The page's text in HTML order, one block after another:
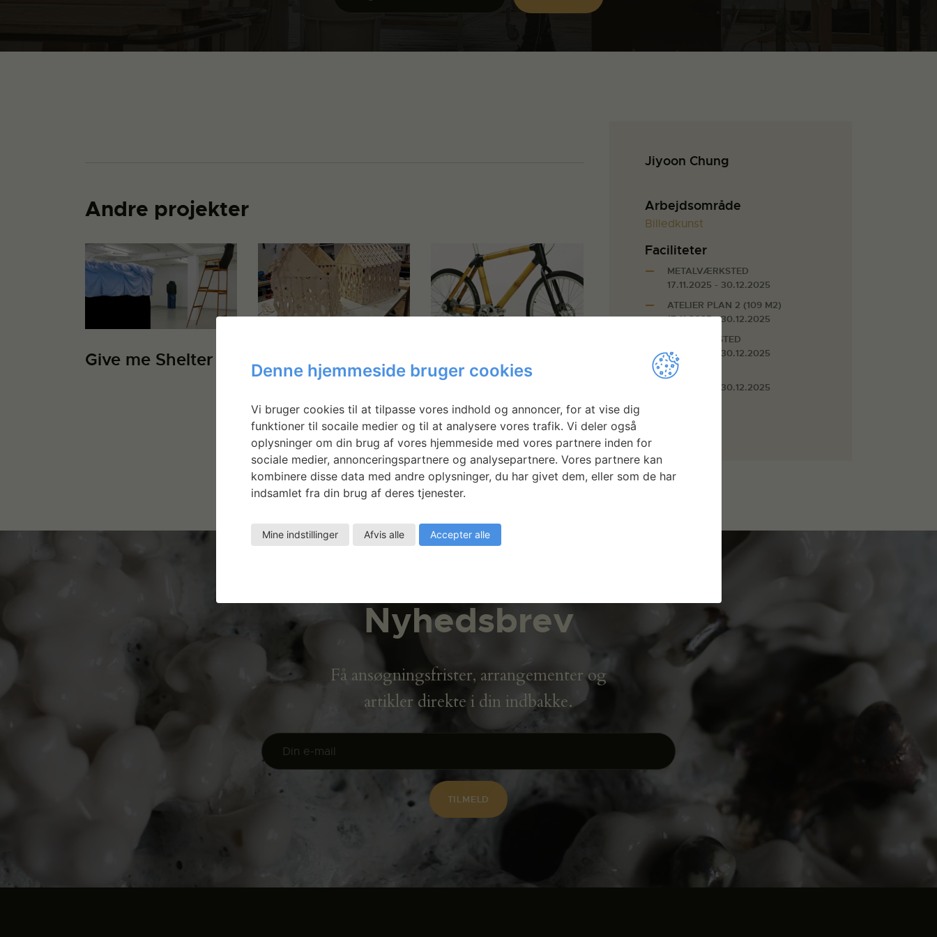
Andre projekter
Give me Shelter
Constructed
Manumissions
Flavio Deslandes
Jiyoon Chung
Arbejdsområde
Billedkunst
Faciliteter
METALVÆRKSTED
17.11.2025 - 30.12.2025
ATELIER PLAN 2 (109 M2)
17.11.2025 - 30.12.2025
TRÆVÆRKSTED
17.11.2025 - 30.12.2025
VÆRELSE 2
17.11.2025 - 30.12.2025
Nyhedsbrev
Få ansøgningsfrister, arrangementer og
artikler direkte i din indbakke.
Denne hjemmeside bruger cookies
Vi bruger cookies til at tilpasse vores indhold og annoncer, for at vise dig
funktioner til socaile medier og til at analysere vores trafik. Vi deler også
oplysninger om din brug af vores hjemmeside med vores partnere inden for
sociale medier, annonceringspartnere og analysepartnere. Vores partnere kan
kombinere disse data med andre oplysninger, du har givet dem, eller som de har
indsamlet fra din brug af deres tjenester.
Mine indstillinger Afvis alle Accepter alle